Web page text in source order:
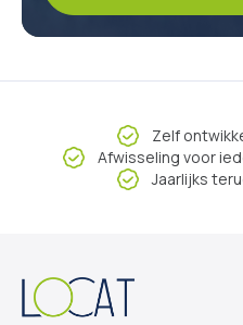
Zelf
Afwisseling voor
Jaarlijks